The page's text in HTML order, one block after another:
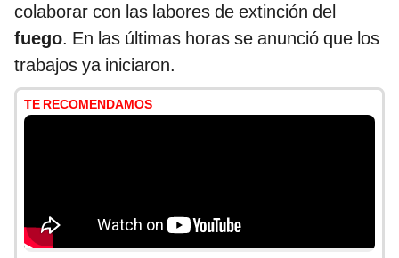
colaborar con las labores de extinción del
fuego. En las últimas horas se anunció que los
trabajos ya iniciaron.
TE RECOMENDAMOS